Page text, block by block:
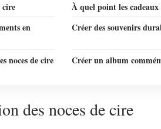
cire
À quel point les
en
Créer des souvenirs
noces de cire Créer un album
des noces de cire